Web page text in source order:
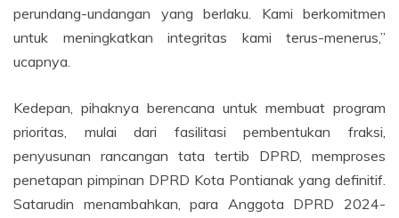
perundang-undangan yang berlaku. Kami berkomitmen
untuk meningkatkan integritas kami terus-menerus,”
ucapnya.
Kedepan, pihaknya berencana untuk membuat program
prioritas, mulai dari fasilitasi pembentukan fraksi,
penyusunan rancangan tata tertib DPRD, memproses
penetapan pimpinan DPRD Kota Pontianak yang definitif.
Satarudin menambahkan, para Anggota DPRD 2024-